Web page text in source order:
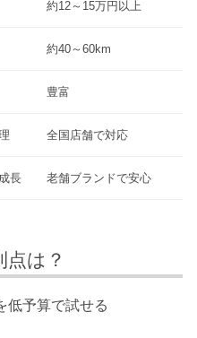
約12～15万円以上
約40～60km
豊富
全国店舗で対応
長 老舗ブランドで安心
は？
低予算で試せる